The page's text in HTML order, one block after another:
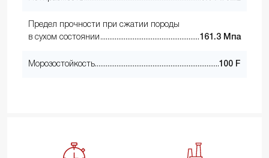
Предел прочности при сжатии породы
в сухом состоянии
161.3 Мпа
Морозостойкость 100 F